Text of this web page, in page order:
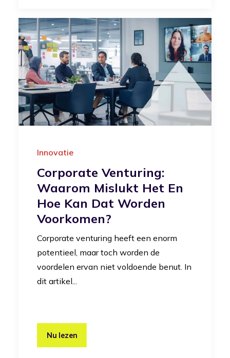
Innovatie
Corporate Venturing:
Waarom Mislukt Het En
Hoe Kan Dat Worden
Voorkomen?
Corporate venturing heeft een enorm
potentieel, maar toch worden de
voordelen ervan niet voldoende benut. In
dit artikel...
Nu lezen